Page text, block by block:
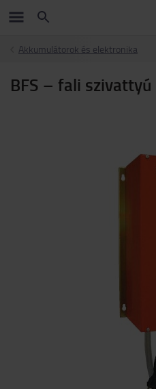
Akkumulátorok és elektronika
BFS – fali szivattyú